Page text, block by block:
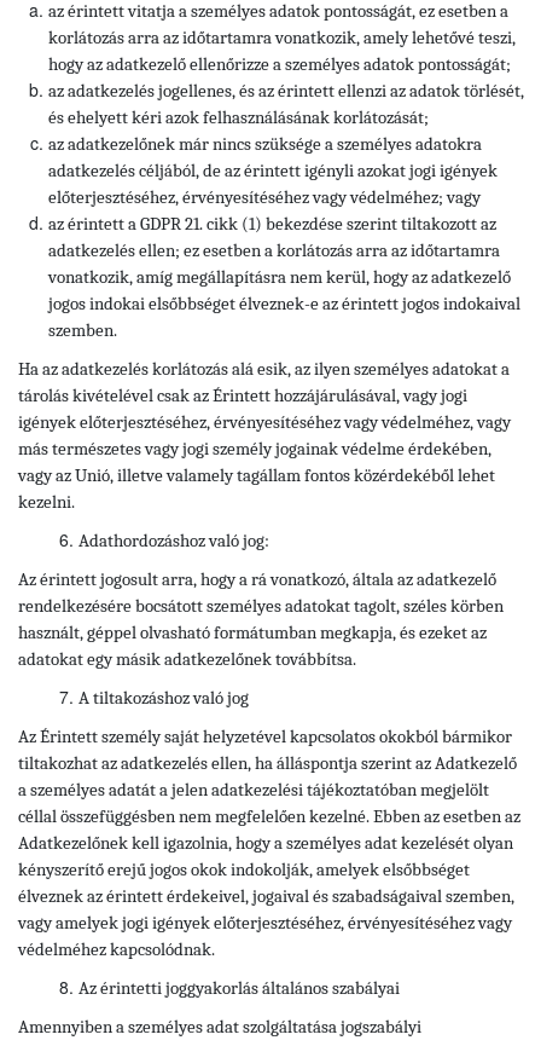
az érintett vitatja a személyes adatok pontosságát, ez esetben a
korlátozás arra az időtartamra vonatkozik, amely lehetővé teszi,
hogy az adatkezelő ellenőrizze a személyes adatok pontosságát;
az adatkezelés jogellenes, és az érintett ellenzi az adatok törlését,
és ehelyett kéri azok felhasználásának korlátozását;
az adatkezelőnek már nincs szüksége a személyes adatokra
adatkezelés céljából, de az érintett igényli azokat jogi igények
előterjesztéséhez, érvényesítéséhez vagy védelméhez; vagy
az érintett a GDPR 21. cikk (1) bekezdése szerint tiltakozott az
adatkezelés ellen; ez esetben a korlátozás arra az időtartamra
vonatkozik, amíg megállapításra nem kerül, hogy az adatkezelő
jogos indokai elsőbbséget élveznek-e az érintett jogos indokaival
szemben.
Ha az adatkezelés korlátozás alá esik, az ilyen személyes adatokat a
tárolás kivételével csak az Érintett hozzájárulásával, vagy jogi
igények előterjesztéséhez, érvényesítéséhez vagy védelméhez, vagy
más természetes vagy jogi személy jogainak védelme érdekében,
vagy az Unió, illetve valamely tagállam fontos közérdekéből lehet
kezelni.
Adathordozáshoz való jog:
Az érintett jogosult arra, hogy a rá vonatkozó, általa az adatkezelő
rendelkezésére bocsátott személyes adatokat tagolt, széles körben
használt, géppel olvasható formátumban megkapja, és ezeket az
adatokat egy másik adatkezelőnek továbbítsa.
A tiltakozáshoz való jog
Az Érintett személy saját helyzetével kapcsolatos okokból bármikor
tiltakozhat az adatkezelés ellen, ha álláspontja szerint az Adatkezelő
a személyes adatát a jelen adatkezelési tájékoztatóban megjelölt
céllal összefüggésben nem megfelelően kezelné. Ebben az esetben az
Adatkezelőnek kell igazolnia, hogy a személyes adat kezelését olyan
kényszerítő erejű jogos okok indokolják, amelyek elsőbbséget
élveznek az érintett érdekeivel, jogaival és szabadságaival szemben,
vagy amelyek jogi igények előterjesztéséhez, érvényesítéséhez vagy
védelméhez kapcsolódnak.
Az érintetti joggyakorlás általános szabályai
Amennyiben a személyes adat szolgáltatása jogszabályi